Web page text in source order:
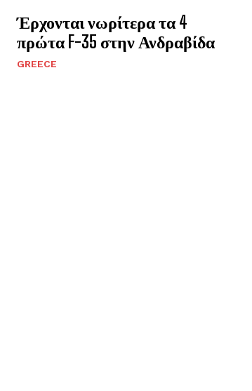
Έρχονται νωρίτερα τα 4
πρώτα F-35 στην Ανδραβίδα
GREECE